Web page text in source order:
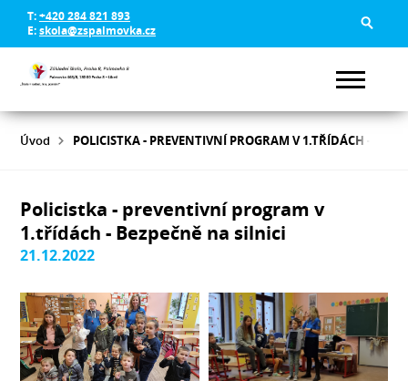
T:+420 284 821 893
E:skola@zspalmovka.cz
Úvod POLICISTKA - PREVENTIVNÍ PROGRAM V 1.TŘÍDÁCH -
Policistka - preventivní program v
1.třídách - Bezpečně na silnici
21.12.2022